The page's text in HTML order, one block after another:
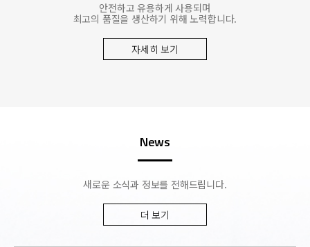
안전하고 유용하게 사용되며
최고의 품질을 생산하기 위해 노력합니다.
자세히 보기
News
새로운 소식과 정보를 전해드립니다.
더 보기